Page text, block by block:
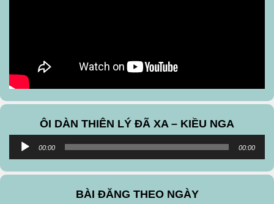
ÔI DÀN THIÊN LÝ ĐÃ XA – KIỀU NGA
Audio
00:00 00:00
BÀI ĐĂNG THEO NGÀY